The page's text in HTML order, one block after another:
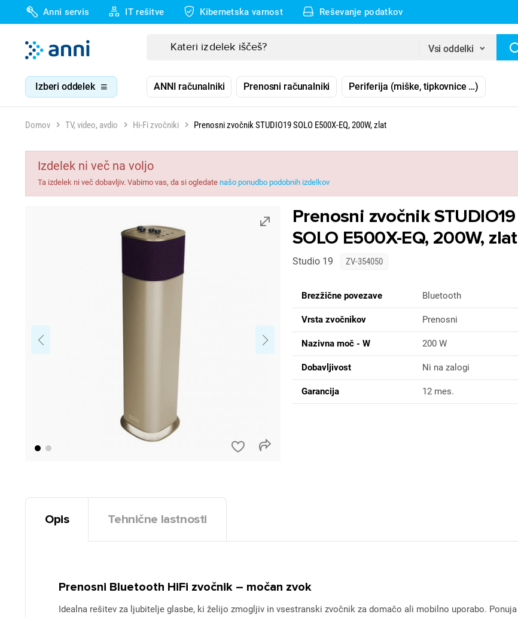
Anni servis IT rešitve Kibernetska varnost Reševanje podatkov
Vsi oddelki
Izberi oddelek ANNI računalniki Prenosni računalniki Periferija (miške, tipkovnice …)
Domov TV, video, avdio Hi-Fi zvočniki Prenosni zvočnik STUDIO19 SOLO E500X-EQ, 200W, zlat
Izdelek ni več na voljo
Ta izdelek ni več dobavljiv. Vabimo vas, da si ogledate našo ponudbo podobnih izdelkov
Prenosni zvočnik STUDIO19
SOLO E500X-EQ, 200W, zlat
Studio 19 ZV-354050
Brezžične povezave Bluetooth
Vrsta zvočnikov Prenosni
Nazivna moč - W 200 W
Dobavljivost Ni na zalogi
Garancija 12 mes.
Opis Tehnične lastnosti
Prenosni Bluetooth HiFi zvočnik – močan zvok
Idealna rešitev za ljubitelje glasbe, ki želijo zmogljiv in vsestranski zvočnik za domačo ali mobilno uporabo. Ponuja